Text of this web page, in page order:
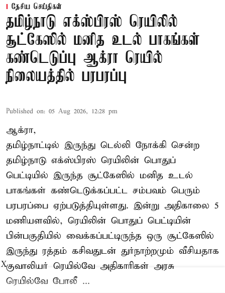
தேசிய செய்திகள்
தமிழ்நாடு எக்ஸ்பிரஸ் ரெயிலில்
சூட்கேஸில் மனித உடல் பாகங்கள்
கண்டெடுப்பு ஆக்ரா ரெயில்
நிலையத்தில் பரபரப்பு
Published on: 05 Aug 2026, 12:28 pm
ஆக்ரா,
தமிழ்நாட்டில் இருந்து டெல்லி நோக்கி சென்ற
தமிழ்நாடு எக்ஸ்பிரஸ் ரெயிலின் பொதுப்
பெட்டியில் இருந்த சூட்கேஸில் மனித உடல்
பாகங்கள் கண்டெடுக்கப்பட்ட சம்பவம் பெரும்
பரபரப்பை ஏற்படுத்தியுள்ளது. இன்று அதிகாலை 5
மணியளவில், ரெயிலின் பொதுப் பெட்டியின்
பின்பகுதியில் வைக்கப்பட்டிருந்த ஒரு சூட்கேஸில்
இருந்து ரத்தம் கசிவதுடன் துர்நாற்றமும் வீசியதாக
குவாலியர் ரெயில்வே அதிகாரிகள் அரசு
ரெயில்வே போலீ ...
X